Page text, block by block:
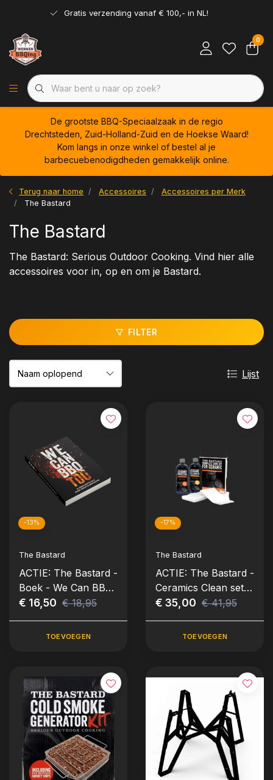
Gratis verzending vanaf € 100,- in NL!
0
De grootste BBQ-Speciaalzaak in de regio
Drechtsteden, Zuid-Holland-Zuid en de Hoekse Waard!
Kom langs in onze winkel of bestel al je
barbecuebenodigdheden gemakkelijk online.
Terug naar home Accessoires
Accessoires per Merk
The Bastard
The Bastard
The Bastard: Serious Outdoor Cooking. Vind hier alle
accessoires voor in, op en om je Bastard.
FILTER
Lijst
-13%
The Bastard
ACTIE: The Bastard -
Boek - We Can BBQ
Too
€ 16,50 € 18,95
TOEVOEGEN
-17%
The Bastard
ACTIE: The Bastard -
Ceramics Clean set
2x500 ml
€ 35,00 € 41,95
TOEVOEGEN